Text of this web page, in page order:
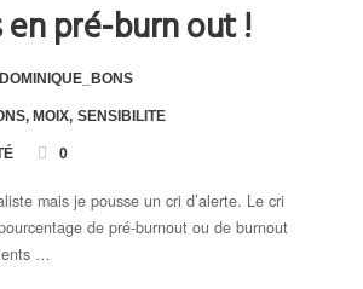
pré-burn out !
DOMINIQUE_BONS
, MOIX, SENSIBILITE
0
mais je pousse un cri d’alerte. Le cri
de pré-burnout ou de burnout
…